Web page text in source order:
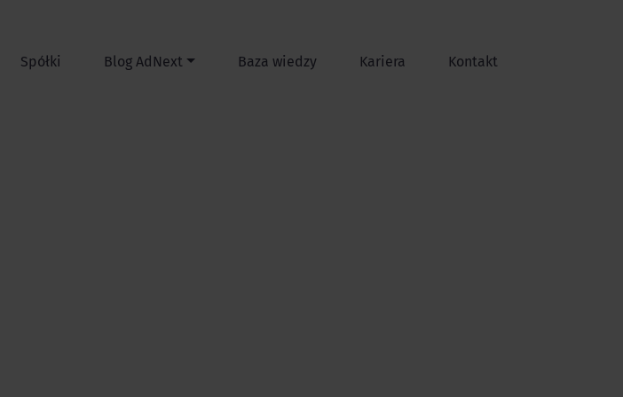
Spółki Blog AdNext Baza wiedzy Kariera Kontakt